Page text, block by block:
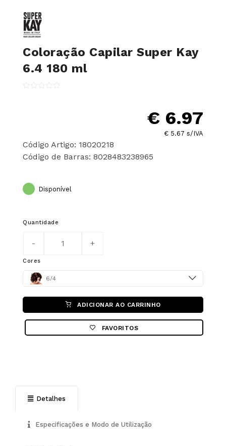
Coloração Capilar Super Kay
6.4 180 ml
€ 6.97
€ 5.67 s/IVA
Código Artigo: 18020218
Código de Barras: 8028483238965
Disponível
Quantidade
Cores
Color 6/4
ADICIONAR AO CARRINHO
FAVORITOS
Detalhes
Especificações e Modo de Utilização